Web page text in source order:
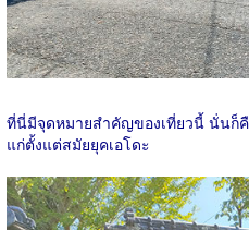
ที่นี่มีจุดหมายสำคัญของเที่ยวนี้ นั่นก็
แก่ตั้งแต่สมัยยุคเอโดะ